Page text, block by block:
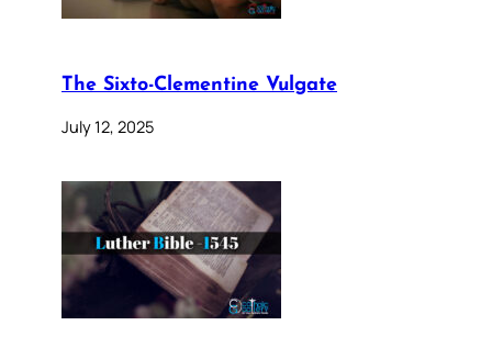
The Sixto-Clementine Vulgate
July 12, 2025